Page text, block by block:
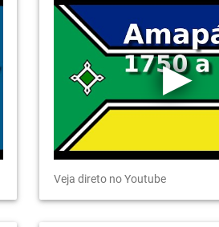
Veja direto no Youtube